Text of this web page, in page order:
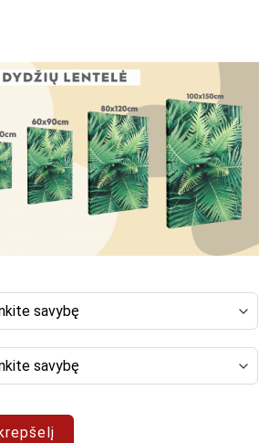
rinkinys "Jūra kopose"
krepšelį